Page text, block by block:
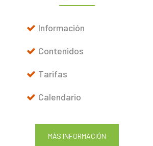
Información
Contenidos
Tarifas
Calendario
MÁS INFORMACIÓN